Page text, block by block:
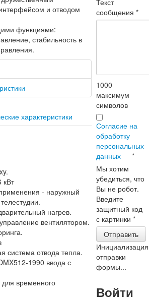
и отводом
функциями:
стабильность в
характеристики
кВт
- наружный
нагрев.
вентилятором.
система отвода тепла.
1990 ввода с
временного
Текст
сообщения*
1000
максимум
символов
Согласие на
обработку
персональных
данных
*
Мы хотим
убедиться, что
Вы не робот.
Введите
защитный код
с картинки*
Отправить
Инициализация
отправки
формы...
Войти